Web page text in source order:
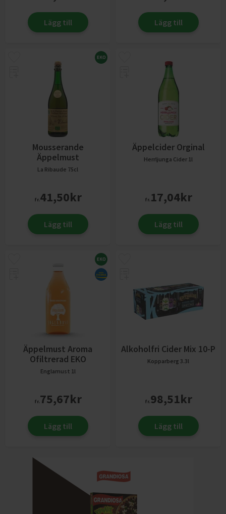
Lägg till Lägg till
Mousserande
Äppelmust
La Ribaude 75cl
fr.41,50kr
Lägg till
Äppelcider Orginal
Herrljunga Cider 1l
fr. 17,04kr
Lägg till
Äppelmust Aroma
Ofiltrerad EKO
Englamust 1l
fr.75,67kr
Lägg till
Alkoholfri Cider Mix 10-P
Kopparberg 3.3l
fr.98,51kr
Lägg till